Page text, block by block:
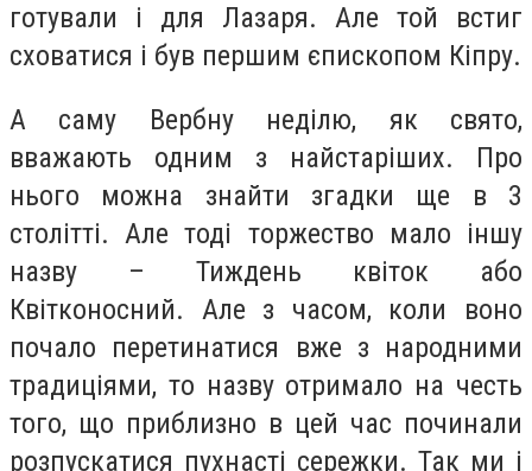
готували і для Лазаря. Але той встиг
сховатися і був першим єпископом Кіпру.
А саму Вербну неділю, як свято,
вважають одним з найстаріших. Про
нього можна знайти згадки ще в 3
столітті. Але тоді торжество мало іншу
назву – Тиждень квіток або
Квітконосний. Але з часом, коли воно
почало перетинатися вже з народними
традиціями, то назву отримало на честь
того, що приблизно в цей час починали
розпускатися пухнасті сережки. Так ми і